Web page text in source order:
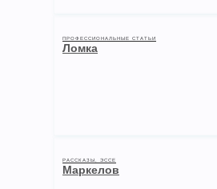
ПРОФЕССИОНАЛЬНЫЕ СТАТЬИ
Ломка
РАССКАЗЫ, ЭССЕ
Маркелов